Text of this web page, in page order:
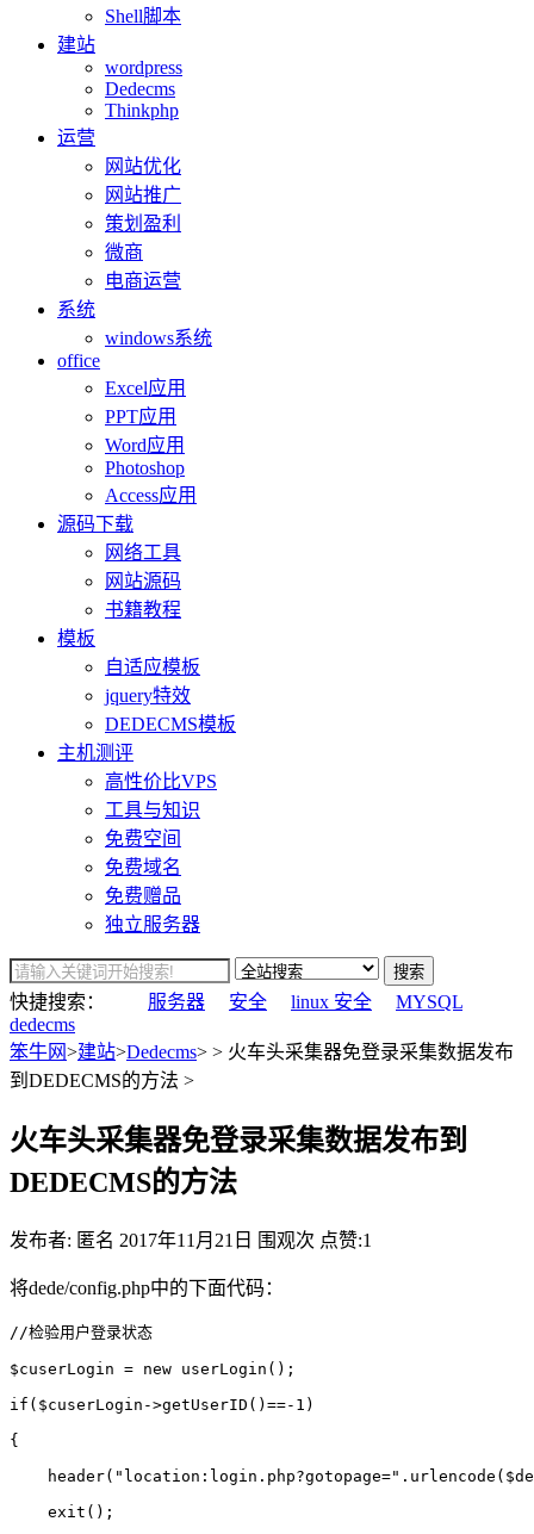
Shell脚本
建站
wordpress
Dedecms
Thinkphp
运营
网站优化
网站推广
策划盈利
微商
电商运营
系统
windows系统
office
Excel应用
PPT应用
Word应用
Photoshop
Access应用
源码下载
网络工具
网站源码
书籍教程
模板
自适应模板
jquery特效
DEDECMS模板
主机测评
高性价比VPS
工具与知识
免费空间
免费域名
免费赠品
独立服务器
搜索
快捷搜索： 服务器 安全 linux 安全
MYSQL
dedecms
笨牛网>建站>Dedecms> > 火车头采集器免登录采集数据发布
到DEDECMS的方法 >
火车头采集器免登录采集数据发布到
DEDECMS的方法
发布者: 匿名 2017年11月21日 围观次 点赞:1
将dede/config.php中的下面代码：
//检验用户登录状态
$cuserLogin = new userLogin();
if($cuserLogin->getUserID()==-1)
{
exit();